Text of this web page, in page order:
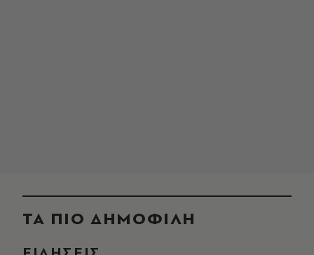
ΤΑ ΠΙΟ ΔΗΜΟΦΙΛΗ